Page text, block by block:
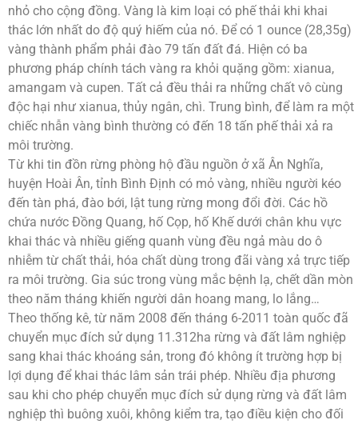
nhỏ cho cộng đồng. Vàng là kim loại có phế thải khi khai
thác lớn nhất do độ quý hiếm của nó. Để có 1 ounce (28,35g)
vàng thành phẩm phải đào 79 tấn đất đá. Hiện có ba
phương pháp chính tách vàng ra khỏi quặng gồm: xianua,
amangam và cupen. Tất cả đều thải ra những chất vô cùng
độc hại như xianua, thủy ngân, chì. Trung bình, để làm ra một
chiếc nhẫn vàng bình thường có đến 18 tấn phế thải xả ra
môi trường.
Từ khi tin đồn rừng phòng hộ đầu nguồn ở xã Ân Nghĩa,
huyện Hoài Ân, tỉnh Bình Định có mỏ vàng, nhiều người kéo
đến tàn phá, đào bới, lật tung rừng mong đổi đời. Các hồ
chứa nước Đồng Quang, hố Cọp, hố Khế dưới chân khu vực
khai thác và nhiều giếng quanh vùng đều ngả màu do ô
nhiễm từ chất thải, hóa chất dùng trong đãi vàng xả trực tiếp
ra môi trường. Gia súc trong vùng mắc bệnh lạ, chết dần mòn
theo năm tháng khiến người dân hoang mang, lo lắng…
Theo thống kê, từ năm 2008 đến tháng 6-2011 toàn quốc đã
chuyển mục đích sử dụng 11.312ha rừng và đất lâm nghiệp
sang khai thác khoáng sản, trong đó không ít trường hợp bị
lợi dụng để khai thác lâm sản trái phép. Nhiều địa phương
sau khi cho phép chuyển mục đích sử dụng rừng và đất lâm
nghiệp thì buông xuôi, không kiểm tra, tạo điều kiện cho đối